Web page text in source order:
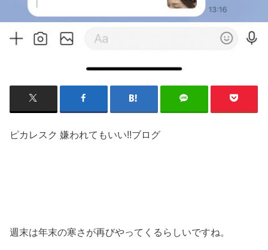
ピカレスク 嫌われてもいい!!ブログ
週末は年末の寒さが再びやってくるらしいですね。